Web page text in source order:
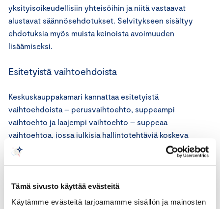
Tämä sivusto käyttää evästeitä
Käytämme evästeitä tarjoamamme sisällön ja mainosten
yksityisoikeudellisiin yhteisöihin ja niitä vastaavat
alustavat säännösehdotukset. Selvitykseen sisältyy
ehdotuksia myös muista keinoista avoimuuden
lisäämiseksi.
Esitetyistä vaihtoehdoista
Keskuskauppakamari kannattaa esitetyistä
vaihtoehdoista – perusvaihtoehto, suppeampi
vaihtoehto ja laajempi vaihtoehto – suppeaa
vaihtoehtoa, jossa julkisia hallintotehtäviä koskeva
sääntely jäisi nykyiselleen, mutta julkisia hallintotehtäviä
Laajassa vaihtoehdossa kaikki julkisyhteisöjen